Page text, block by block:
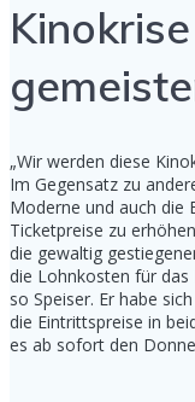
„Wir werden diese
Im Gegensatz zu
Moderne und auch die
Ticketpreise zu
die gewaltig
die Lohnkosten für
so Speiser. Er habe
die Eintrittspreise in
es ab sofort den